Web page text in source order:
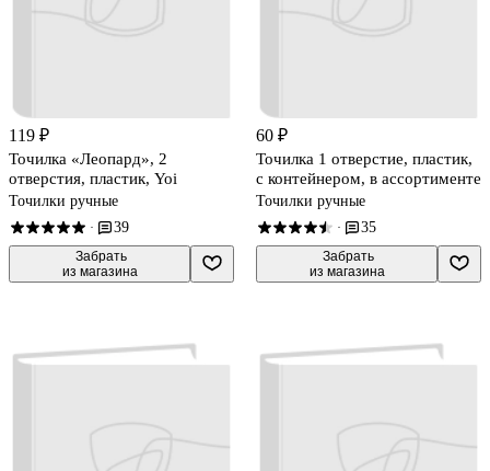
119 ₽
Точилка «Леопард», 2
отверстия, пластик, Yoi
Точилки ручные
· 39
Забрать
из магазина
60 ₽
Точилка 1 отверстие, пластик,
с контейнером, в ассортименте
Точилки ручные
· 35
Забрать
из магазина